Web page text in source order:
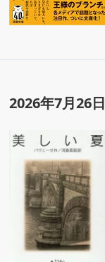
2026年7月26日